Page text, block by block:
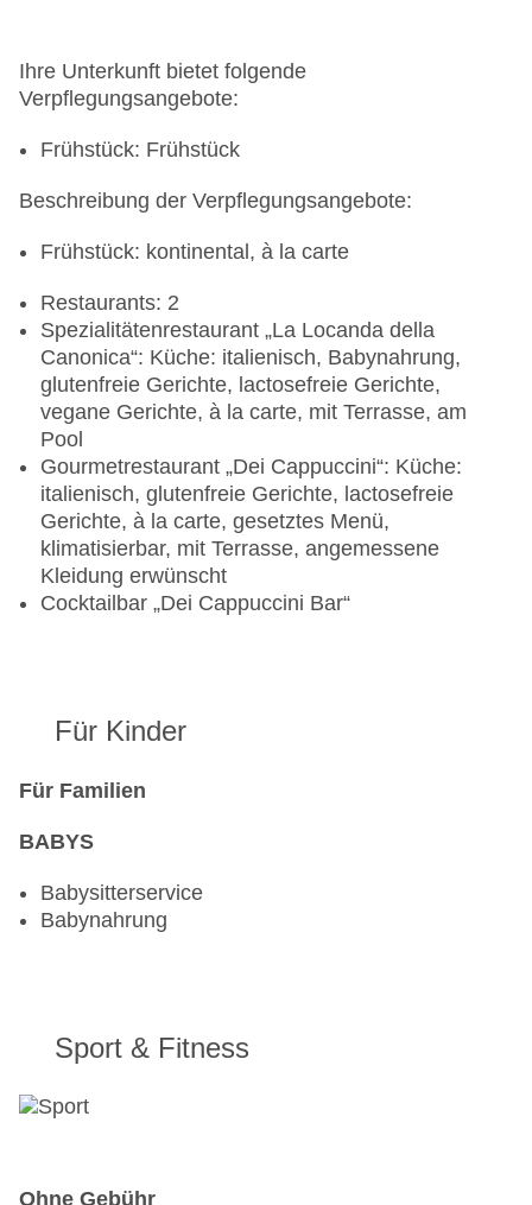
Ihre Unterkunft bietet folgende
Verpflegungsangebote:
Frühstück: Frühstück
Beschreibung der Verpflegungsangebote:
Frühstück: kontinental, à la carte
Restaurants: 2
Spezialitätenrestaurant „La Locanda della
Canonica“: Küche: italienisch, Babynahrung,
glutenfreie Gerichte, lactosefreie Gerichte,
vegane Gerichte, à la carte, mit Terrasse, am
Pool
Gourmetrestaurant „Dei Cappuccini“: Küche:
italienisch, glutenfreie Gerichte, lactosefreie
Gerichte, à la carte, gesetztes Menü,
klimatisierbar, mit Terrasse, angemessene
Kleidung erwünscht
Cocktailbar „Dei Cappuccini Bar“
Für Kinder
Für Familien
BABYS
Babysitterservice
Babynahrung
Sport & Fitness
Ohne Gebühr